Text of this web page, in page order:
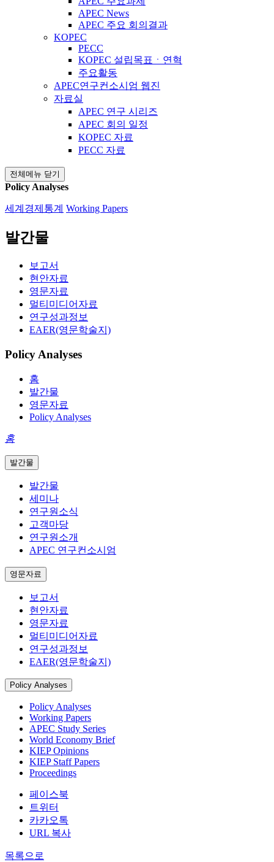
APEC News
APEC 주요 회의결과
KOPEC
PECC
KOPEC 설립목표ㆍ연혁
주요활동
APEC연구컨소시엄 웹진
자료실
APEC 연구 시리즈
APEC 회의 일정
KOPEC 자료
PECC 자료
전체메뉴 닫기
Policy Analyses
세계경제통계 Working Papers
발간물
보고서
현안자료
영문자료
멀티미디어자료
연구성과정보
EAER(영문학술지)
Policy Analyses
홈
발간물
영문자료
Policy Analyses
홈
발간물
발간물
세미나
연구원소식
고객마당
연구원소개
APEC 연구컨소시엄
영문자료
보고서
현안자료
영문자료
멀티미디어자료
연구성과정보
EAER(영문학술지)
Policy Analyses
Policy Analyses
Working Papers
APEC Study Series
World Economy Brief
KIEP Opinions
KIEP Staff Papers
Proceedings
페이스북
트위터
카카오톡
URL 복사
목록으로